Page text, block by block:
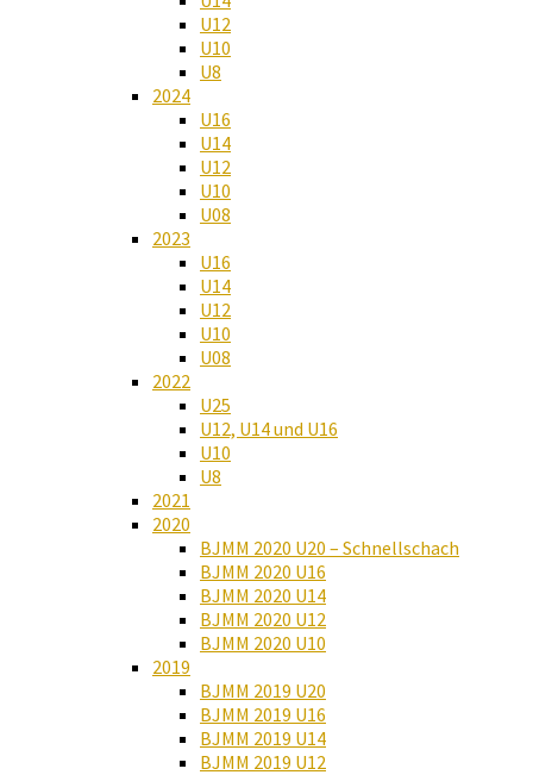
U12
U10
U8
2024
U16
U14
U12
U10
U08
2023
U16
U14
U12
U10
U08
2022
U25
U12, U14 und U16
U10
U8
2021
2020
BJMM 2020 U20 – Schnellschach
BJMM 2020 U16
BJMM 2020 U14
BJMM 2020 U12
BJMM 2020 U10
2019
BJMM 2019 U20
BJMM 2019 U16
BJMM 2019 U14
BJMM 2019 U12